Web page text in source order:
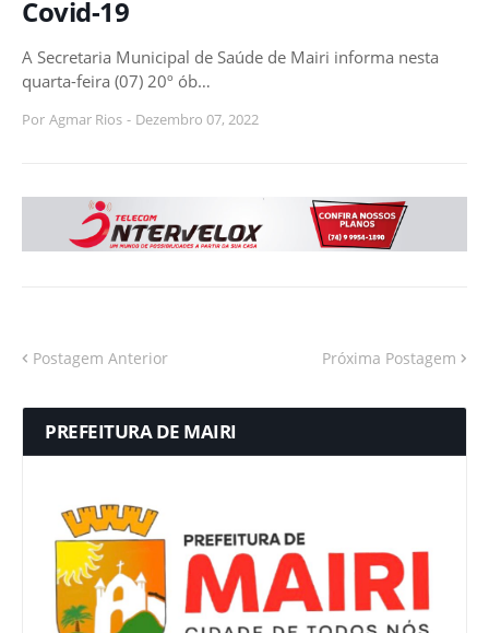
Covid-19
A Secretaria Municipal de Saúde de Mairi informa nesta
quarta-feira (07) 20º ób…
Por Agmar Rios - Dezembro 07, 2022
Postagem Anterior Próxima Postagem
PREFEITURA DE MAIRI